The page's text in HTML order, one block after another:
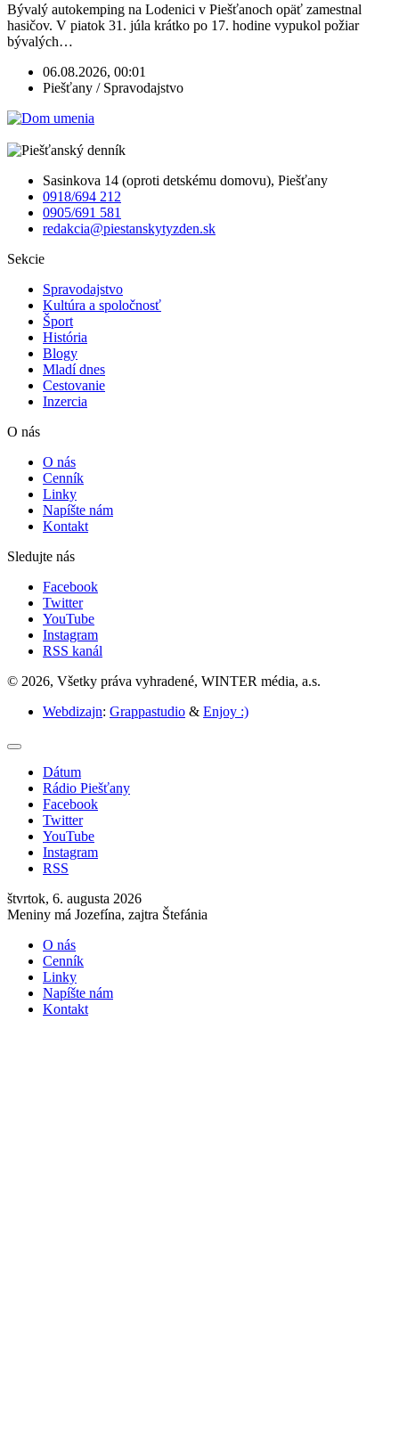
Bývalý autokemping na Lodenici v Piešťanoch opäť zamestnal
hasičov. V piatok 31. júla krátko po 17. hodine vypukol požiar
bývalých…
06.08.2026, 00:01
Piešťany / Spravodajstvo
Sasinkova 14 (oproti detskému domovu), Piešťany
0918/694 212
0905/691 581
redakcia@piestanskytyzden.sk
Sekcie
Spravodajstvo
Kultúra a spoločnosť
Šport
História
Blogy
Mladí dnes
Cestovanie
Inzercia
O nás
O nás
Cenník
Linky
Napíšte nám
Kontakt
Sledujte nás
Facebook
Twitter
YouTube
Instagram
RSS kanál
© 2026, Všetky práva vyhradené, WINTER média, a.s.
Webdizajn: Grappastudio & Enjoy :)
Dátum
Rádio Piešťany
Facebook
Twitter
YouTube
Instagram
RSS
štvrtok, 6. augusta 2026
Meniny má Jozefína, zajtra Štefánia
O nás
Cenník
Linky
Napíšte nám
Kontakt